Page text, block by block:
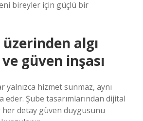
bireyler için güçlü bir
algı
güven inşası
yalnızca hizmet sunmaz, aynı
eder. Şube tasarımlarından dijital
detay güven duygusunu